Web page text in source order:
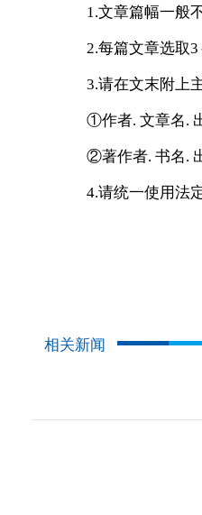
1.文章篇幅一般不
2.每篇文章选取3
3.请在文末附上主
①作者. 文章名. 出
②著作者. 书名. 出
4.请统一使用法定
相关新闻